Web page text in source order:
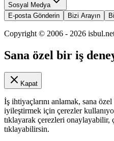
Sosyal Medya
E-posta Gönderin
Bizi Arayın
Copyright © 2006 - 2026
Sana özel bir iş
Kapat
İş ihtiyaçlarını anlamak, sana
iyileştirmek için çerezler
tıklayarak çerezleri
tıklayabilirsin.